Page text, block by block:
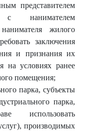
представителем
с нанимателем
жилого
заключения
и признания их
на условиях ранее
помещения;
парка, субъекты
парка,
использовать
производимых